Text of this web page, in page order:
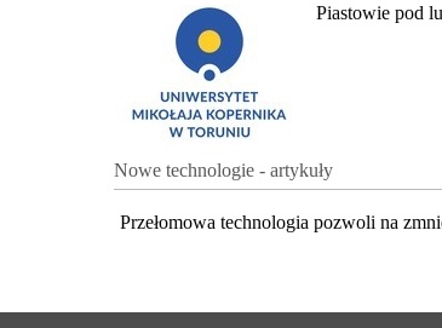
Piastowie pod
Nowe technologie - artykuły
Przełomowa technologia pozwoli na